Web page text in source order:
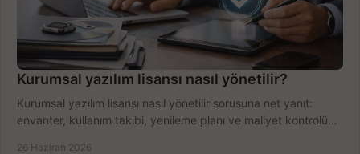
Kurumsal yazılım lisansı nasıl yönetilir?
Kurumsal yazılım lisansı nasıl yönetilir sorusuna net yanıt:
envanter, kullanım takibi, yenileme planı ve maliyet kontrolü
26 Haziran 2026